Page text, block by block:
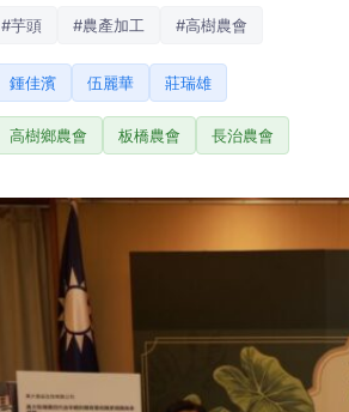
#芋頭 #農產加工 #高樹農會
鍾佳濱 伍麗華 莊瑞雄
高樹鄉農會 板橋農會 長治農會